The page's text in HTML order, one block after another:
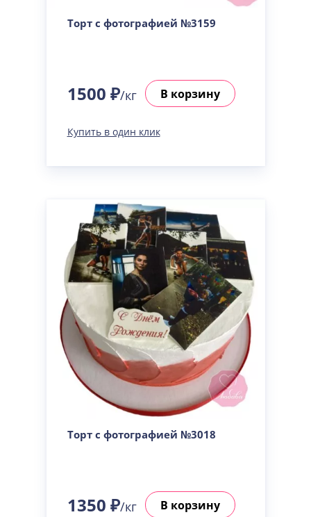
Торт с фотографией №3159
1500 ₽/кг В корзину
Купить в один клик
Торт с фотографией №3018
1350 ₽/кг В корзину